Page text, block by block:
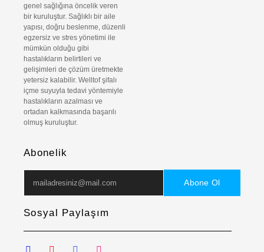
genel sağlığına öncelik veren
bir kuruluştur. Sağlıklı bir aile
yapısı, doğru beslenme, düzenli
egzersiz ve stres yönetimi ile
mümkün olduğu gibi
hastalıkların belirtileri ve
gelişimleri de çözüm üretmekte
yetersiz kalabilir. Welltof şifalı
içme suyuyla tedavi yöntemiyle
hastalıkların azalması ve
ortadan kalkmasında başarılı
olmuş kuruluştur.
Abonelik
Abone Ol
Sosyal Paylaşım